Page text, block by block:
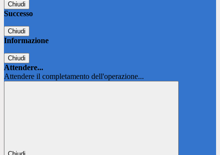
Chiudi
Successo
Chiudi
Informazione
Chiudi
Attendere...
Attendere il completamento dell'operazione...